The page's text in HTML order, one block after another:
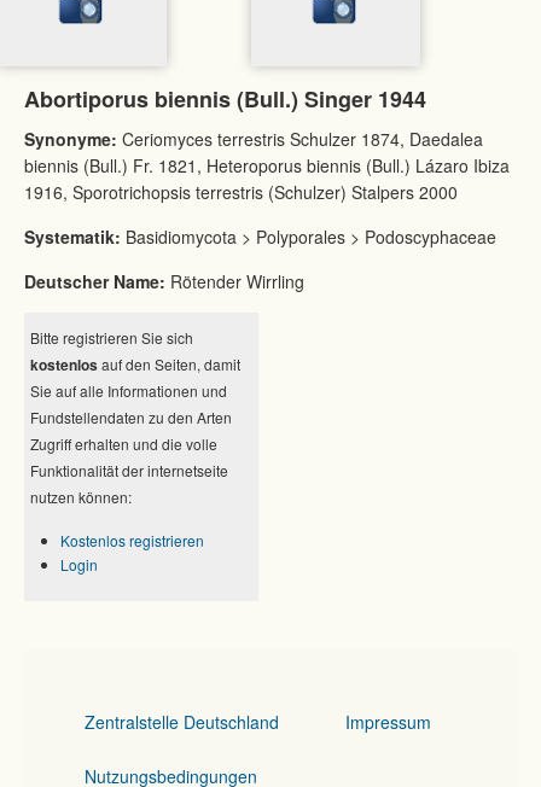
Abortiporus biennis (Bull.) Singer 1944
Synonyme: Ceriomyces terrestris Schulzer 1874, Daedalea
biennis (Bull.) Fr. 1821, Heteroporus biennis (Bull.) Lázaro Ibiza
1916, Sporotrichopsis terrestris (Schulzer) Stalpers 2000
Systematik: Basidiomycota > Polyporales > Podoscyphaceae
Deutscher Name: Rötender Wirrling
Bitte registrieren Sie sich
kostenlos auf den Seiten, damit
Sie auf alle Informationen und
Fundstellendaten zu den Arten
Zugriff erhalten und die volle
Funktionalität der internetseite
nutzen können:
Kostenlos registrieren
Login
Zentralstelle Deutschland Impressum
Nutzungsbedingungen